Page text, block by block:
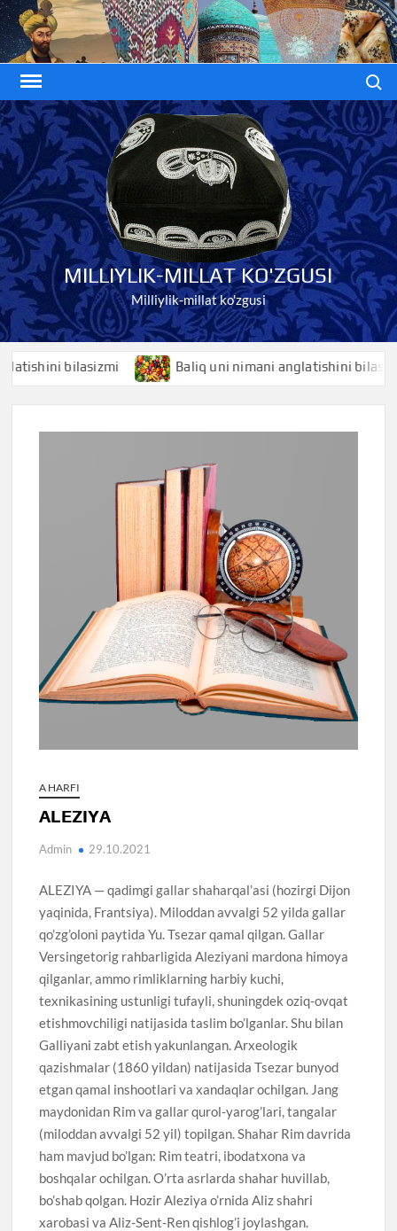
Skip
to
content
MILLIYLIK-MILLAT KO'ZGUSI
Milliylik-millat ko'zgusi
bilasizmi Baliq uni nimani anglatishini bilasizmi
A HARFI
ALEZIYA
Admin 29.10.2021
ALEZIYA — qadimgi gallar shaharqal’asi (hozirgi Dijon
yaqinida, Frantsiya). Miloddan avvalgi 52 yilda gallar
qo’zg’oloni paytida Yu. Tsezar qamal qilgan. Gallar
Versingetorig rahbarligida Aleziyani mardona himoya
qilganlar, ammo rimliklarning harbiy kuchi,
texnikasining ustunligi tufayli, shuningdek oziq-ovqat
etishmovchiligi natijasida taslim bo’lganlar. Shu bilan
Galliyani zabt etish yakunlangan. Arxeologik
qazishmalar (1860 yildan) natijasida Tsezar bunyod
etgan qamal inshootlari va xandaqlar ochilgan. Jang
maydonidan Rim va gallar qurol-yarog’lari, tangalar
(miloddan avvalgi 52 yil) topilgan. Shahar Rim davrida
ham mavjud bo’lgan: Rim teatri, ibodatxona va
boshqalar ochilgan. O’rta asrlarda shahar huvillab,
bo’shab qolgan. Hozir Aleziya o’rnida Aliz shahri
xarobasi va Aliz-Sent-Ren qishlog’i joylashgan.